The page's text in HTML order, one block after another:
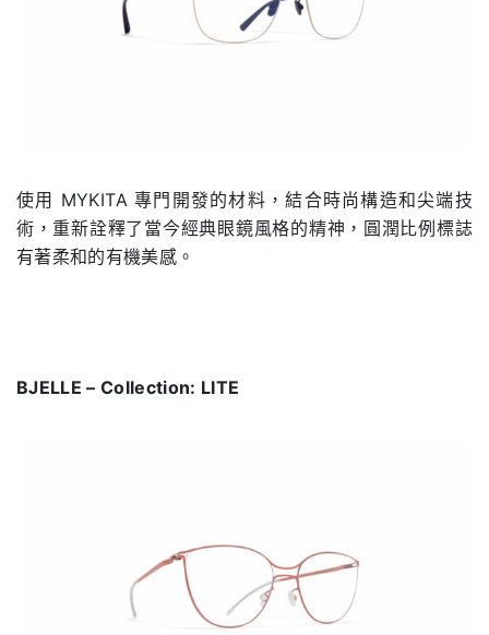
使用 MYKITA 專門開發的材料，結合時尚構造和尖端技
術，重新詮釋了當今經典眼鏡風格的精神，圓潤比例標誌
有著柔和的有機美感。
BJELLE – Collection: LITE